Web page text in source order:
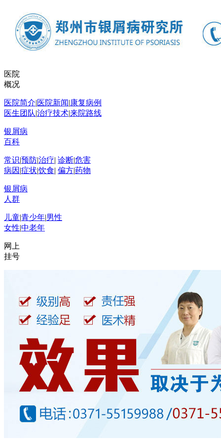
医院
概况
医院简介|医院新闻|康复病例
医生团队|治疗技术|来院路线
银屑病
百科
常识|预防|治疗| 诊断|危害
病因 |症状|饮食| 偏方|药物
银屑病
人群
儿童|青少年|男性
女性|中老年
网上
挂号